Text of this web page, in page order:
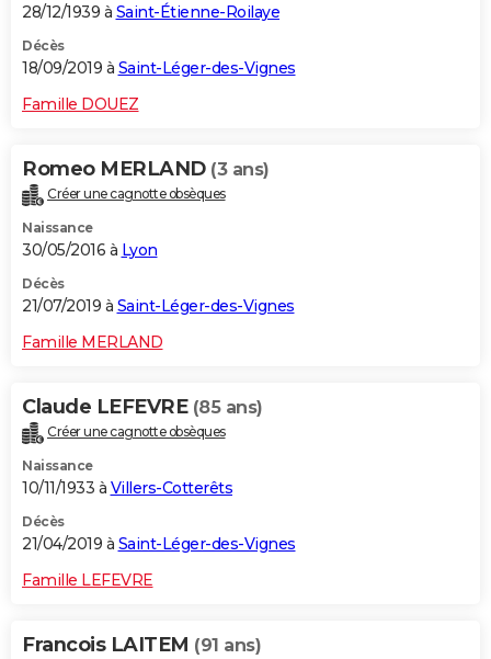
28/12/1939 à Saint-Étienne-Roilaye
Décès
18/09/2019 à Saint-Léger-des-Vignes
Famille DOUEZ
Romeo MERLAND (3 ans)
Créer une cagnotte obsèques
Naissance
30/05/2016 à Lyon
Décès
21/07/2019 à Saint-Léger-des-Vignes
Famille MERLAND
Claude LEFEVRE (85 ans)
Créer une cagnotte obsèques
Naissance
10/11/1933 à Villers-Cotterêts
Décès
21/04/2019 à Saint-Léger-des-Vignes
Famille LEFEVRE
Francois LAITEM (91 ans)